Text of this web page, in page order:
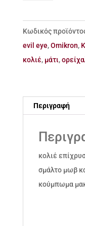
μάτι
με
σμάλτο
ποσότητα
Κωδικός
evil eye,Omikron,
κολιέ, μάτι,
Περιγραφή
κολιέ
σμάλτο μωβ
κούμπωμα